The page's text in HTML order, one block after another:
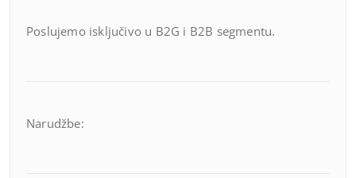
Poslujemo isključivo u B2G i B2B segmentu.
Narudžbe: